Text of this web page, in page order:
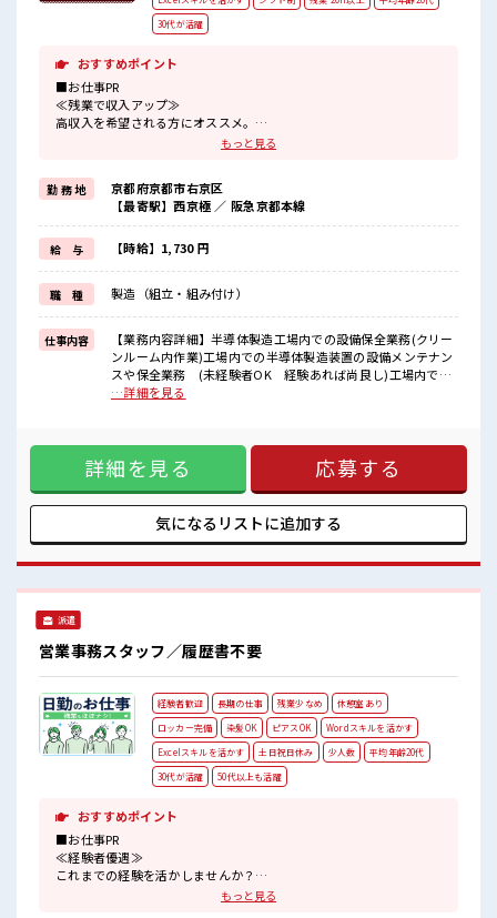
30代が活躍
おすすめポイント
■お仕事PR
≪残業で収入アップ≫
高収入を希望される方にオススメ。
残業は月20時間以上あります♪
基本的に髪色自由で明るすぎたり奇抜でなければOKです！
(規定有)≪ラクラク制服アリ≫
制服があるので、
毎日の服装の悩み解消♪
≪初めての仕事だけど自分にもできそう≫
新しいことにチャレンジするのは不安だけど、
しっかり働く環境が整っています！
イチからスキルUP・ステップUP目指していきましょう！
≪様々なお仕事をご提案≫
一人で悩まず気軽に相談できる、
派遣のお仕事です！
■職場の雰囲気
20代が多数活躍中！
社会人経験が浅くてもOK！
ここから経験積んでいきましょ！
仕事の合間の息抜きは休憩室で♪
もっと見る
勤 務 地
京都府京都市右京区
【最寄駅】西京極 ／ 阪急京都本線
給 与 【時給】1,730 円
職 種 製造（組立・組み付け）
仕事内容
【業務内容詳細】半導体製造工場内での設備保全業務(クリー
ンルーム内作業)工場内での半導体製造装置の設備メンテナン
スや保全業務 (未経験者OK 経験あれば尚良し)工場内での
半導体製造装置の保全。機械の消耗品の脱着業務。ネジの取
で収入アップ≫ 高収入を希望される方にオススメ。 残業は月
20時間以上あります♪ ≪髪型自由≫ 基本的に髪色自由で明る
すぎたり奇抜でなければOKです！ (規定有)≪ラクラク制服ア
リ≫ 制服があるので、 毎日の服装の悩み解消♪ ≪初めての仕
事だけど自分にもできそう≫ 新しいことにチャレンジするの
は不安だけど、 しっかり働く環境が整っています！ イチから
仕事をご提案≫ 一人で悩まず気軽に相談できる、 派遣のお仕
事です！ ■職場の雰囲気 髪型にこだわりのあるアナタは必
抜きは休憩室で♪
…詳細を見る
詳細を見る 応募する
気になるリストに追加する
派遣
営業事務スタッフ／履歴書不要
経験者歓迎 長期の仕事 残業少なめ
休憩室あり
ロッカー完備
染髪OK ピアスOK
Wordスキルを活かす
Excelスキルを活かす
土日祝日休み 少人数
平均年齢20代
30代が活躍
50代以上も活躍
おすすめポイント
■お仕事PR
≪経験者優遇≫
これまでの経験を活かしませんか？
もっと見る